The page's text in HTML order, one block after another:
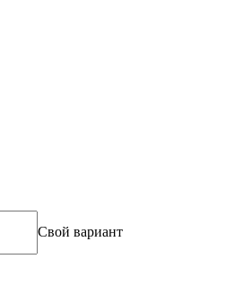
Свой вариант